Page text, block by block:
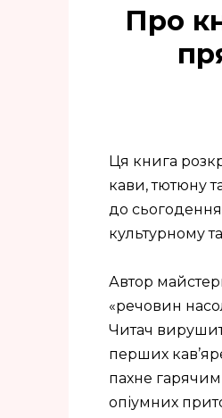
Про
Ця книга
кави, тютюну
до
культурному
Автор
«речовин
Читач
перших
пахне
опіумних